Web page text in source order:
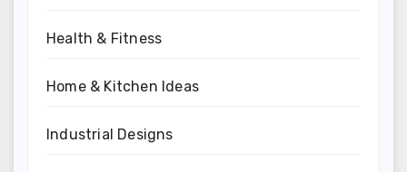
Health & Fitness
Home & Kitchen Ideas
Industrial Designs